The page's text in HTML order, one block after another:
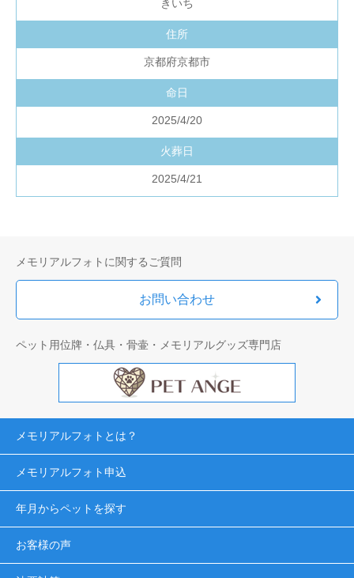
きいち
住所
京都府京都市
命日
2025/4/20
火葬日
2025/4/21
メモリアルフォトに関するご質問
お問い合わせ
ペット用位牌・仏具・骨壷・メモリアルグッズ専門店
メモリアルフォトとは？
メモリアルフォト申込
年月からペットを探す
お客様の声